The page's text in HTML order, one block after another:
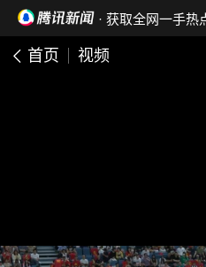
· 获取全网一手热
首页 视频